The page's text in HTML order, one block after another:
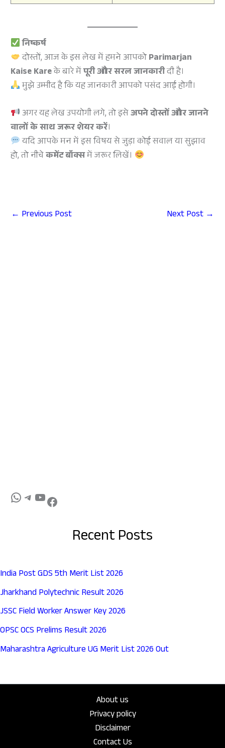
निष्कर्ष
दोस्तों, आज के इस लेख में हमने आपकोParimarjan
Kaise Kareके बारे मेंपूरी और सरल जानकारीदी है।
मुझे उम्मीद है कि यह जानकारी आपको पसंद आई होगी।
अगर यह लेख उपयोगी लगे, तो इसेअपने दोस्तों और जानने
वालों के साथ जरूर शेयर करें।
यदि आपके मन में इस विषय से जुड़ा कोई सवाल या सुझाव
हो, तो नीचेकमेंट बॉक्समें जरूर लिखें।
← Previous Post Next Post →
Recent Posts
India Post GDS 5th Merit List 2026
Jharkhand Polytechnic Result 2026
JSSC Field Worker Answer Key 2026
OPSC OCS Prelims Result 2026
Maharashtra Agriculture UG Merit List 2026 Out
About us
Privacy policy
Disclaimer
Contact Us